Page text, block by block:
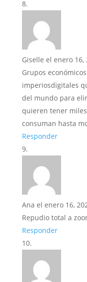
Giselle el enero 16,
Grupos
imperiosdigitales
del mundo para
quieren tener
consuman hasta
Responder
Ana el enero 16,
Repudio total a
Responder